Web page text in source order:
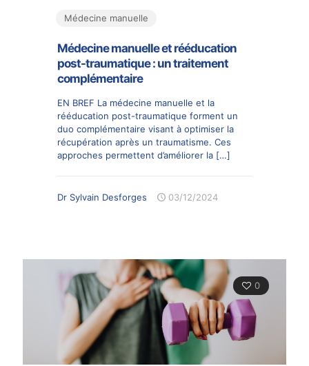
Médecine manuelle
Médecine manuelle et rééducation
post-traumatique : un traitement
complémentaire
EN BREF La médecine manuelle et la
rééducation post-traumatique forment un
duo complémentaire visant à optimiser la
récupération après un traumatisme. Ces
approches permettent d’améliorer la […]
Dr Sylvain Desforges 03/12/2024
0